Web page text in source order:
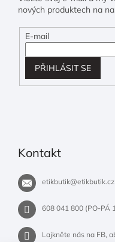
nových produktech na
E-mail
PŘIHLÁSIT SE
Kontakt
etikbutik@etikbutik.cz
608 041 800 (PO-PÁ
Lajkněte nás na FB,